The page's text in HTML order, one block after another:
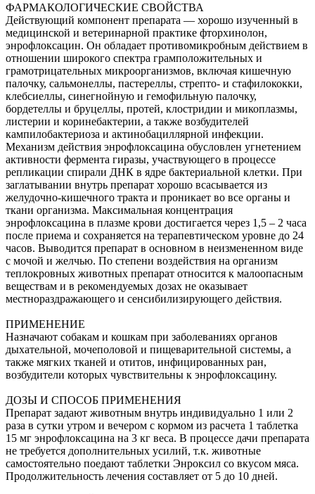
ФАРМАКОЛОГИЧЕСКИЕ СВОЙСТВА
Действующий компонент препарата — хорошо изученный в
медицинской и ветеринарной практике фторхинолон,
энрофлоксацин. Он обладает противомикробным действием в
отношении широкого спектра грамположительных и
грамотрицательных микроорганизмов, включая кишечную
палочку, сальмонеллы, пастереллы, стрепто- и стафилококки,
клебсиеллы, синегнойную и гемофильную палочку,
бордетеллы и бруцеллы, протей, клостридии и микоплазмы,
листерии и коринебактерии, а также возбудителей
кампилобактериоза и актинобациллярной инфекции.
Механизм действия энрофлоксацина обусловлен угнетением
активности фермента гиразы, участвующего в процессе
репликации спирали ДНК в ядре бактериальной клетки. При
заглатывании внутрь препарат хорошо всасывается из
желудочно-кишечного тракта и проникает во все органы и
ткани организма. Максимальная концентрация
энрофлоксацина в плазме крови достигается через 1,5 – 2 часа
после приема и сохраняется на терапевтическом уровне до 24
часов. Выводится препарат в основном в неизмененном виде
с мочой и желчью. По степени воздействия на организм
теплокровных животных препарат относится к малоопасным
веществам и в рекомендуемых дозах не оказывает
местнораздражающего и сенсибилизирующего действия.
ПРИМЕНЕНИЕ
Назначают собакам и кошкам при заболеваниях органов
дыхательной, мочеполовой и пищеварительной системы, а
также мягких тканей и отитов, инфицированных ран,
возбудители которых чувствительны к энрофлоксацину.
ДОЗЫ И СПОСОБ ПРИМЕНЕНИЯ
Препарат задают животным внутрь индивидуально 1 или 2
раза в сутки утром и вечером с кормом из расчета 1 таблетка
15 мг энрофлоксацина на 3 кг веса. В процессе дачи препарата
не требуется дополнительных усилий, т.к. животные
самостоятельно поедают таблетки Энроксил со вкусом мяса.
Продолжительность лечения составляет от 5 до 10 дней.